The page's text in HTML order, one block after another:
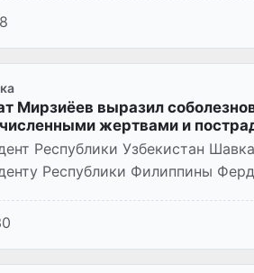
Мирзиёев выразил
жертвами и
Республики Узбекистан
Республики Филиппины